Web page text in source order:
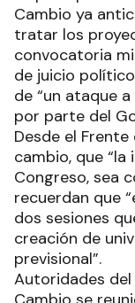
Cambio ya
tratar los
convocatoria
de juicio
de “un ataque
por parte del
Desde el
cambio, que
Congreso, sea
recuerdan que
dos sesiones
creación de
previsional”.
Autoridades